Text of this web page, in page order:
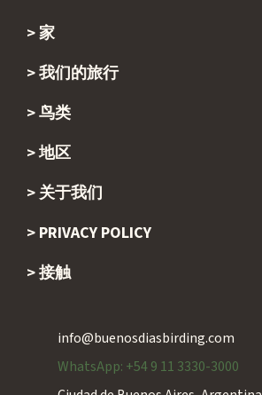
Footer
家
我们的旅行
鸟类
地区
关于我们
PRIVACY POLICY
接触
info@buenosdiasbirding.com
WhatsApp: +54 9 11 3330-3000